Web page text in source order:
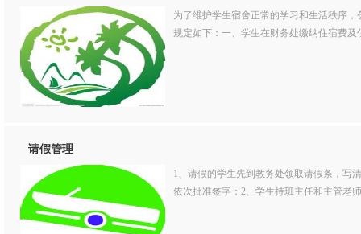
为了维护学生宿舍正常的学习和生活秩序
规定如下：一、学生在财务处缴纳住宿费
请假管理
1、请假的学生先到教务处领取请假条，写
依次批准签字；2、学生持班主任和主管老